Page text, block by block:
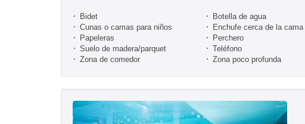
Bidet Botella de agua
Cunas o camas para niños
Enchufe cerca de la cama
Papeleras
Perchero
Suelo de madera/parquet
Teléfono
Zona de comedor
Zona poco profunda